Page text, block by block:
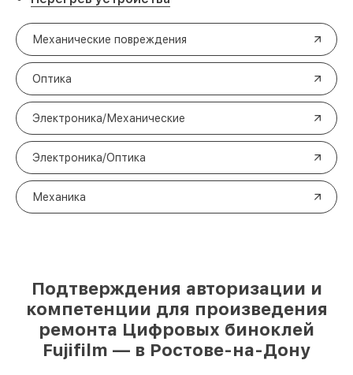
Механические повреждения
Оптика
Электроника/Механические
Электроника/Оптика
Механика
Подтверждения авторизации и
компетенции для произведения
ремонта Цифровых биноклей
Fujifilm — в Ростове-на-Дону